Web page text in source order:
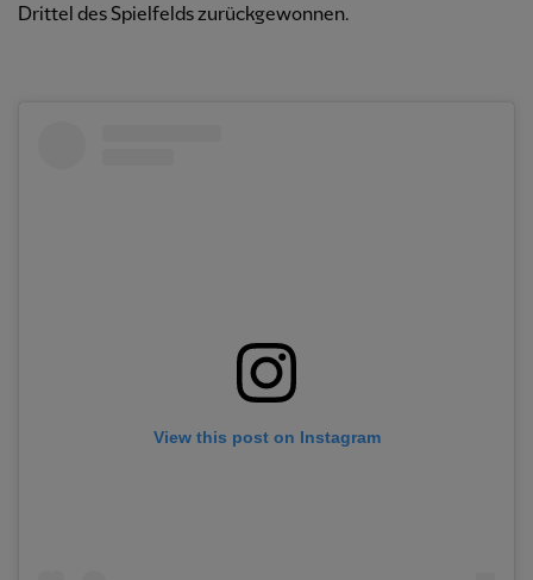
Drittel des Spielfelds zurückgewonnen.
View this post on Instagram